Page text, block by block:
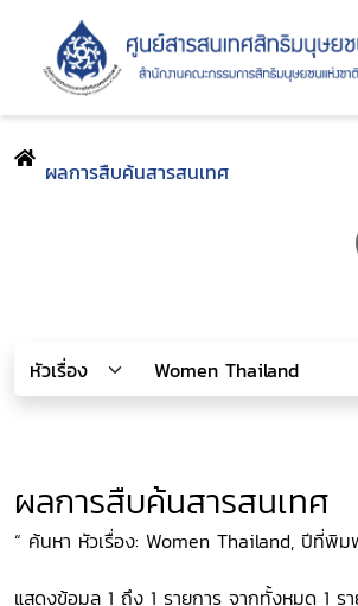
ผลการสืบค้นสารสนเทศ
ผลการสืบค้นสารสนเทศ
“ ค้นหา หัวเรื่อง: Women Thailand, ปีที่พิม
แสดงข้อมูล 1 ถึง 1 รายการ จากทั้งหมด 1 ร